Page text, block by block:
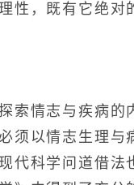
性，既有它绝对
情志与疾病的
须以情志生理与
代科学问道借法